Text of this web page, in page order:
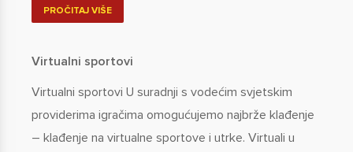
PROČITAJ VIŠE
Virtualni sportovi
Virtualni sportovi U suradnji s vodećim svjetskim
providerima igračima omogućujemo najbrže klađenje
– klađenje na virtualne sportove i utrke. Virtuali u